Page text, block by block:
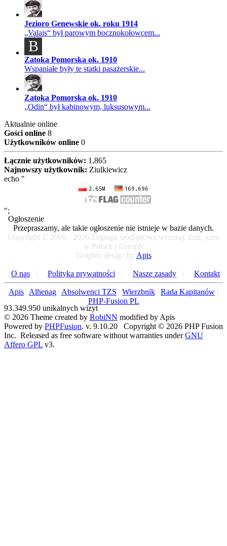
Jezioro Genewskie ok. roku 1914
„Valais“ był parowym bocznokołowcem...
B
Zatoka Pomorska ok. 1910
Wspaniałe były te statki pasażerskie...
Zatoka Pomorska ok. 1910
„Odin“ był kabinowym, luksusowym...
Aktualnie online
Gości online 8
Użytkowników online 0
Łącznie użytkowników: 1,865
Najnowszy użytkownik: Ziulkiewicz
echo "
";
Ogłoszenie
Przepraszamy, ale takie ogłoszenie nie istnieje w bazie danych.
Copyright © 2006 - 2026 Żegluga śródlądowa wczoraj, dziś, jutro
w Polsce i Europie
Graphic design by Apis
O nas | Polityka prywatności | Nasze zasady | Kontakt
Apis | Alhenag | Absolwenci TZS | Wierzbnik | Rada Kapitanów |
PHP-Fusion PL
93.349.950 unikalnych wizyt
© 2026 Theme created by RobiNN modified by Apis
Powered by PHPFusion. v. 9.10.20 Copyright © 2026 PHP Fusion
Inc. Released as free software without warranties underGNU
Affero GPL v3.